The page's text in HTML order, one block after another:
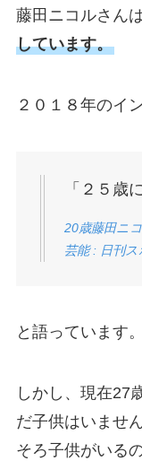
藤田ニコルさん
しています。
２０１８年のイ
「２５歳
20歳藤田ニ
芸能 : 日刊
と語っています。
しかし、現在27
だ子供はいませ
そろ子供がいる